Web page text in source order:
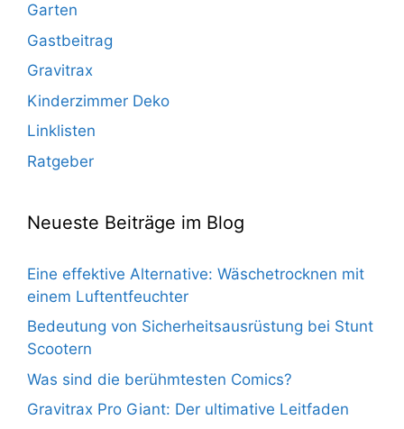
Garten
Gastbeitrag
Gravitrax
Kinderzimmer Deko
Linklisten
Ratgeber
Neueste Beiträge im Blog
Eine effektive Alternative: Wäschetrocknen mit
einem Luftentfeuchter
Bedeutung von Sicherheitsausrüstung bei Stunt
Scootern
Was sind die berühmtesten Comics?
Gravitrax Pro Giant: Der ultimative Leitfaden